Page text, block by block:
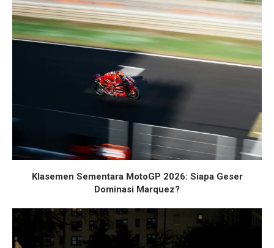
Klasemen Sementara MotoGP 2026: Siapa Geser
Dominasi Marquez?